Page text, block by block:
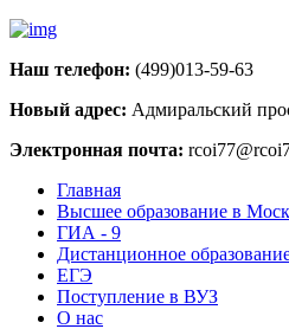
Наш телефон: (499)013-59-63
Новый адрес: Адмиральский
Электронная почта:
Главная
Высшее образование в
ГИА - 9
Дистанционное
ЕГЭ
Поступление в ВУЗ
О нас